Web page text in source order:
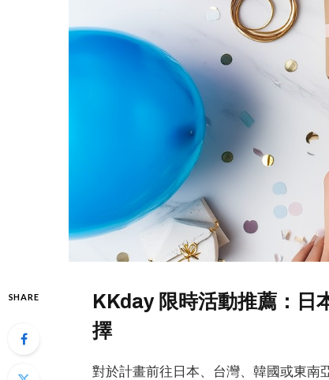
SHARE
KKday 限時活動推薦：日
擇
對於計畫前往日本、台灣、韓國或東南